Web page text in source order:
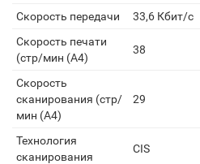
Скорость передачи
33,6 Кбит/с
Скорость печати
(стр/мин (A4)
38
Скорость
сканирования (стр/
мин (A4)
29
Технология
сканирования
CIS